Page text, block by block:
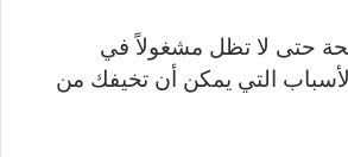
حتى لا تظل مشغولاً في
التي يمكن أن تخيفك من